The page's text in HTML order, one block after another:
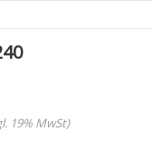
19% MwSt)